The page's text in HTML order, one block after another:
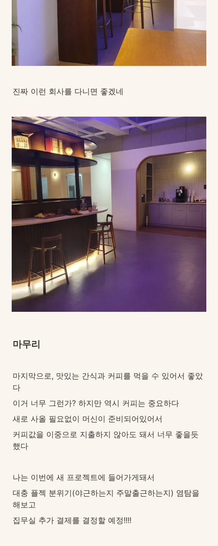
진짜 이런 회사를 다니면 좋겠네
마무리
마지막으로, 맛있는 간식과 커피를 먹을 수 있어서 좋았
다
이거 너무 그런가? 하지만 역시 커피는 중요하다
새로 사올 필요없이 머신이 준비되어있어서
커피값을 이중으로 지출하지 않아도 돼서 너무 좋을듯
했다
나는 이번에 새 프로젝트에 들어가게돼서
대충 플젝 분위기(야근하는지 주말출근하는지) 염탐을
해보고
집무실 추가 결제를 결정할 예정!!!!